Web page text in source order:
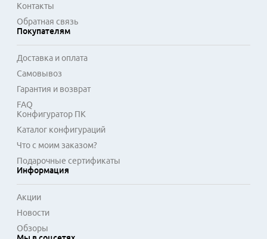
Контакты
Обратная связь
Покупателям
Доставка и оплата
Самовывоз
Гарантия и возврат
FAQ
Конфигуратор ПК
Каталог конфигураций
Что с моим заказом?
Подарочные сертификаты
Информация
Акции
Новости
Обзоры